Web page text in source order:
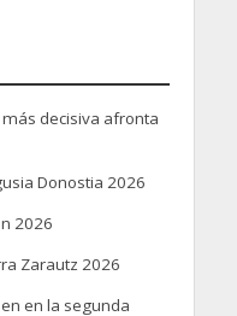
decisiva afronta
Donostia 2026
2026
Zarautz 2026
en la segunda